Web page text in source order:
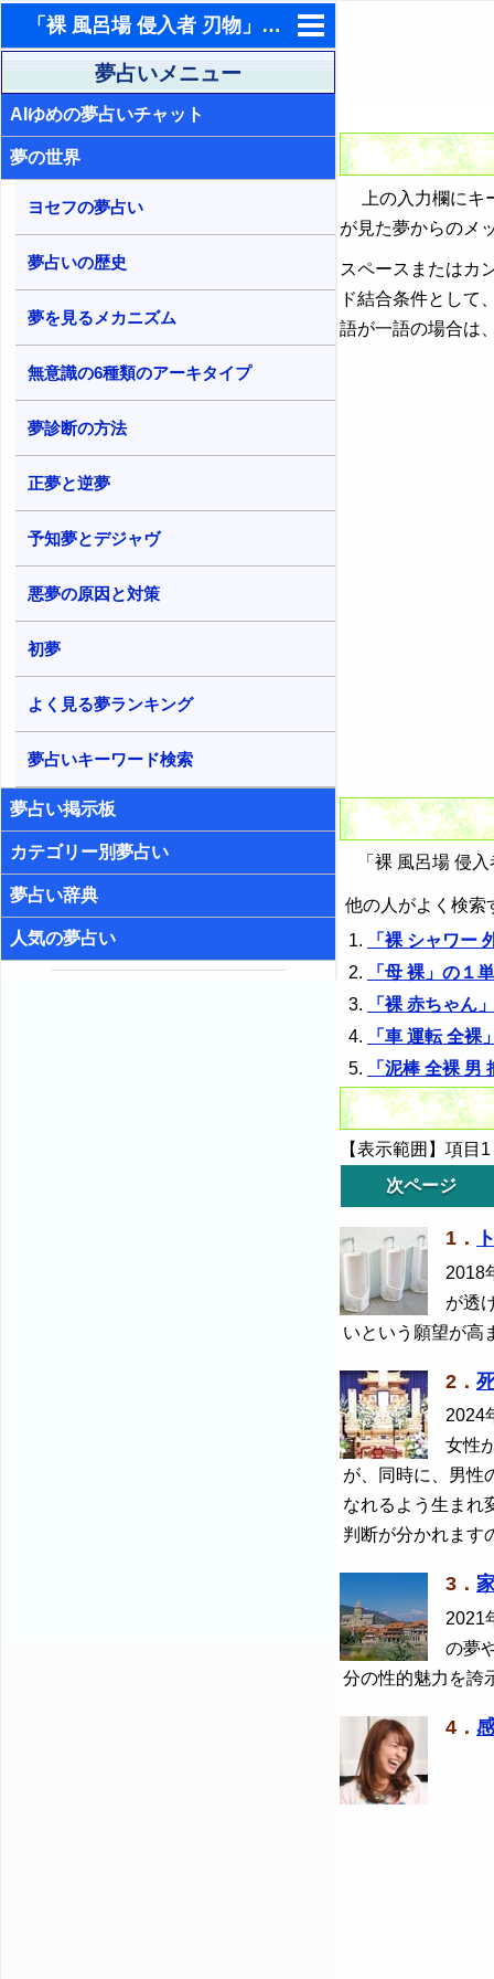
「裸 風呂場 侵入者 刃物」の１単語を含む夢占い検索結果
東洋・西洋占星術
ホラリー占星術
手相占いで未来診断
タロットカードで無料占い
命名の姓名判断
飛星派風水で住宅開運
男と女の心理学と心理テスト
夢占いメニュー
AIゆめの夢占いチャット
夢の世界
ヨセフの夢占い
夢占いの歴史
夢を見るメカニズム
無意識の6種類のアーキタイプ
夢診断の方法
正夢と逆夢
予知夢とデジャヴ
悪夢の原因と対策
初夢
よく見る夢ランキング
夢占いキーワード検索
夢占い掲示板
カテゴリー別夢占い
夢占い辞典
人気の夢占い
上の入力欄にキ
が見た夢からのメ
スペースまたはカ
ド結合条件として
語が一語の場合は
「裸 風呂場 侵入
他の人がよく検索
「裸 シャワー
「母 裸」の１
「裸 赤ちゃん
「車 運転 全裸
「泥棒 全裸
【表示範囲】項目
次ページ
1．
2018
が透
いという願望が高
2．
2024
女性
が、同時に、男性
なれるよう生まれ
判断が分かれます
3．
2021
の夢
分の性的魅力を誇
4．